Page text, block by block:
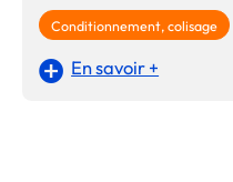
Conditionnement, colisage
En savoir +